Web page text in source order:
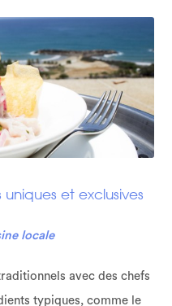
et exclusives
locale
avec des chefs
typiques, comme le